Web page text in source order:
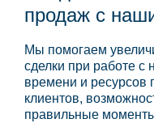
продаж с
Мы помогаем
сделки при работе
времени и ресурсов
клиентов,
правильные